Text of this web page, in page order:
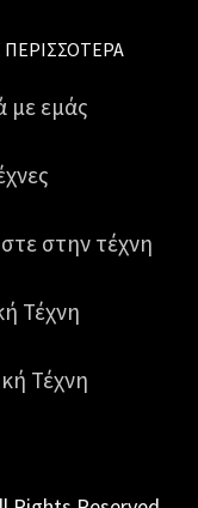
με εμάς
στην τέχνη
Τέχνη
Τέχνη